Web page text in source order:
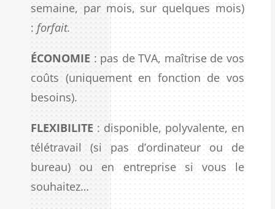
semaine, par mois, sur quelques mois)
: forfait.
ÉCONOMIE: pas de TVA, maîtrise de vos
coûts (uniquement en fonction de vos
besoins).
FLEXIBILITE : disponible, polyvalente, en
télétravail (si pas d’ordinateur ou de
bureau) ou en entreprise si vous le
souhaitez…